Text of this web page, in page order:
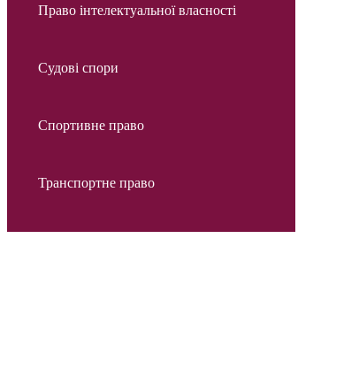
Право інтелектуальної власності
Судові спори
Спортивне право
Транспортне право